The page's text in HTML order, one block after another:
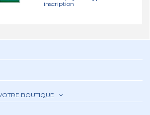
inscription
BOUTIQUE